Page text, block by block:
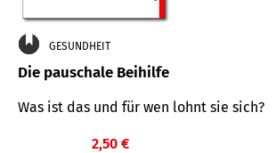
GESUNDHEIT
Die pauschale Beihilfe
Was ist das und für wen lohnt sie sich?
2,50 €